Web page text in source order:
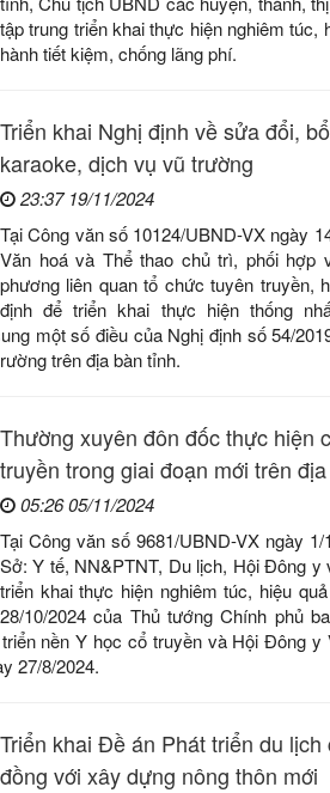
tập trung triển khai thực hiện nghiêm
hành tiết kiệm, chống lãng phí.
Triển khai Nghị định về sửa đổi,
karaoke, dịch vụ vũ trường
23:37 19/11/2024
Tại Công văn số 10124/UBND-VX ngày
Văn hoá và Thể thao chủ trì, phối
phương liên quan tổ chức tuyên truyền,
định để triển khai thực hiện thống
một số điều của Nghị định số 54/
trên địa bàn tỉnh.
Thường xuyên đôn đốc thực hiện
truyền trong giai đoạn mới trên
05:26 05/11/2024
Tại Công văn số 9681/UBND-VX ngày
Sở: Y tế, NN&PTNT, Du lịch, Hội Đông
triển khai thực hiện nghiêm túc, hiệu
28/10/2024 của Thủ tướng Chính phủ
nền Y học cổ truyền và Hội Đông
27/8/2024.
Triển khai Đề án Phát triển du
đồng với xây dựng nông thôn mới